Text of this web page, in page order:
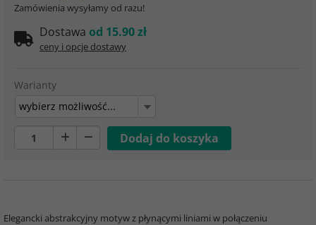
Zamówienia wysyłamy od razu!
Dostawa od 15.90 zł
ceny i opcje dostawy
Warianty
wybierz możliwość...
Elegancki abstrakcyjny motyw z płynącymi liniami w połączeniu